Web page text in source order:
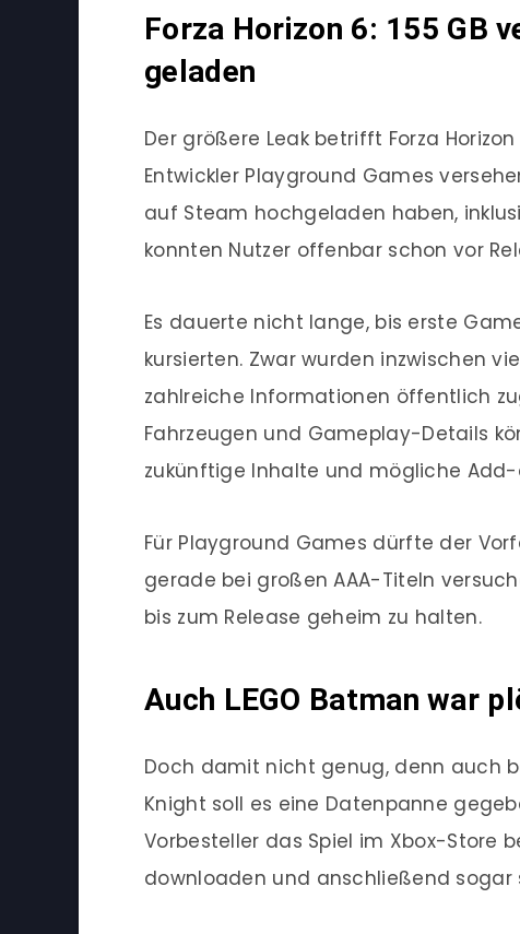
Forza Horizon 6: 155 GB
geladen
Der größere Leak betrifft Forza
Entwickler Playground Games
auf Steam hochgeladen haben,
konnten Nutzer offenbar schon vor
Es dauerte nicht lange, bis erste
kursierten. Zwar wurden inzwischen
zahlreiche Informationen öffentlich
Fahrzeugen und Gameplay-Details
zukünftige Inhalte und mögliche
Für Playground Games dürfte der
gerade bei großen AAA-Titeln
bis zum Release geheim zu halten.
Auch LEGO Batman war
Doch damit nicht genug, denn auch
Knight soll es eine Datenpanne
Vorbesteller das Spiel im Xbox-Store
downloaden und anschließend sogar